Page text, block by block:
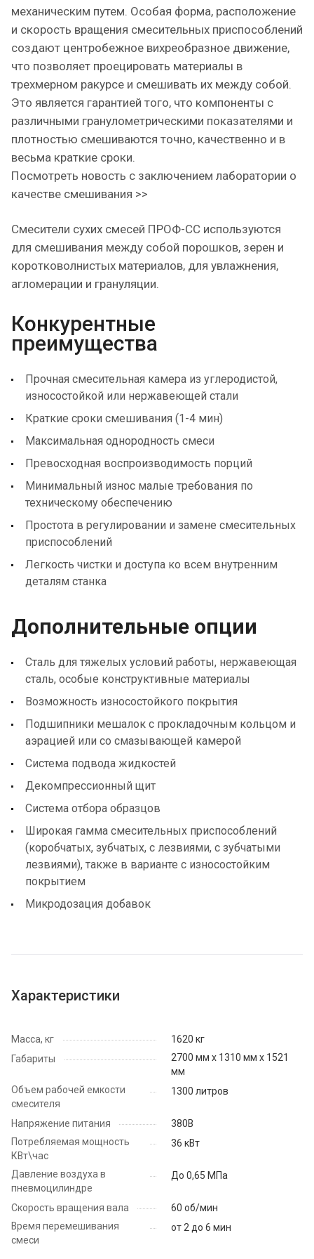
механическим путем. Особая форма, расположение
и скорость вращения смесительных приспособлений
создают центробежное вихреобразное движение,
что позволяет проецировать материалы в
трехмерном ракурсе и смешивать их между собой.
Это является гарантией того, что компоненты с
различными гранулометрическими показателями и
плотностью смешиваются точно, качественно и в
весьма краткие сроки.
Посмотреть новость с заключением лаборатории о
качестве смешивания >>
Смесители сухих смесей ПРОФ-СС используются
для смешивания между собой порошков, зерен и
коротковолнистых материалов, для увлажнения,
агломерации и грануляции.
Конкурентные
преимущества
Прочная смесительная камера из углеродистой,
износостойкой или нержавеющей стали
Краткие сроки смешивания (1-4 мин)
Максимальная однородность смеси
Превосходная воспроизводимость порций
Минимальный износ малые требования по
техническому обеспечению
Простота в регулировании и замене смесительных
приспособлений
Легкость чистки и доступа ко всем внутренним
деталям станка
Дополнительные опции
Сталь для тяжелых условий работы, нержавеющая
сталь, особые конструктивные материалы
Возможность износостойкого покрытия
Подшипники мешалок с прокладочным кольцом и
аэрацией или со смазывающей камерой
Система подвода жидкостей
Декомпрессионный щит
Система отбора образцов
Широкая гамма смесительных приспособлений
(коробчатых, зубчатых, с лезвиями, с зубчатыми
лезвиями), также в варианте с износостойким
покрытием
Микродозация добавок
Характеристики
Масса, кг
1620 кг
Габариты
2700 мм х 1310 мм х 1521
мм
Объем рабочей емкости
смесителя
1300 литров
Напряжение питания
380В
Потребляемая мощность
КВт\час
36 кВт
Давление воздуха в
пневмоцилиндре
До 0,65 МПа
Скорость вращения вала
60 об/мин
Время перемешивания
смеси
от 2 до 6 мин